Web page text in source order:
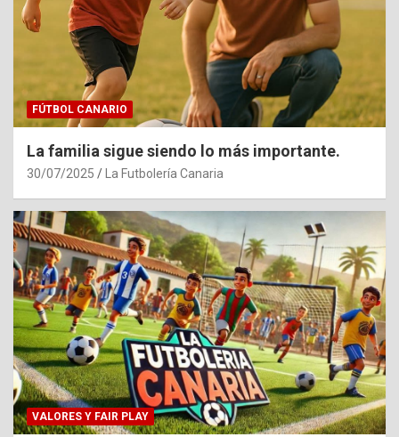
FÚTBOL CANARIO
La familia sigue siendo lo más importante.
30/07/2025 La Futbolería Canaria
VALORES Y FAIR PLAY